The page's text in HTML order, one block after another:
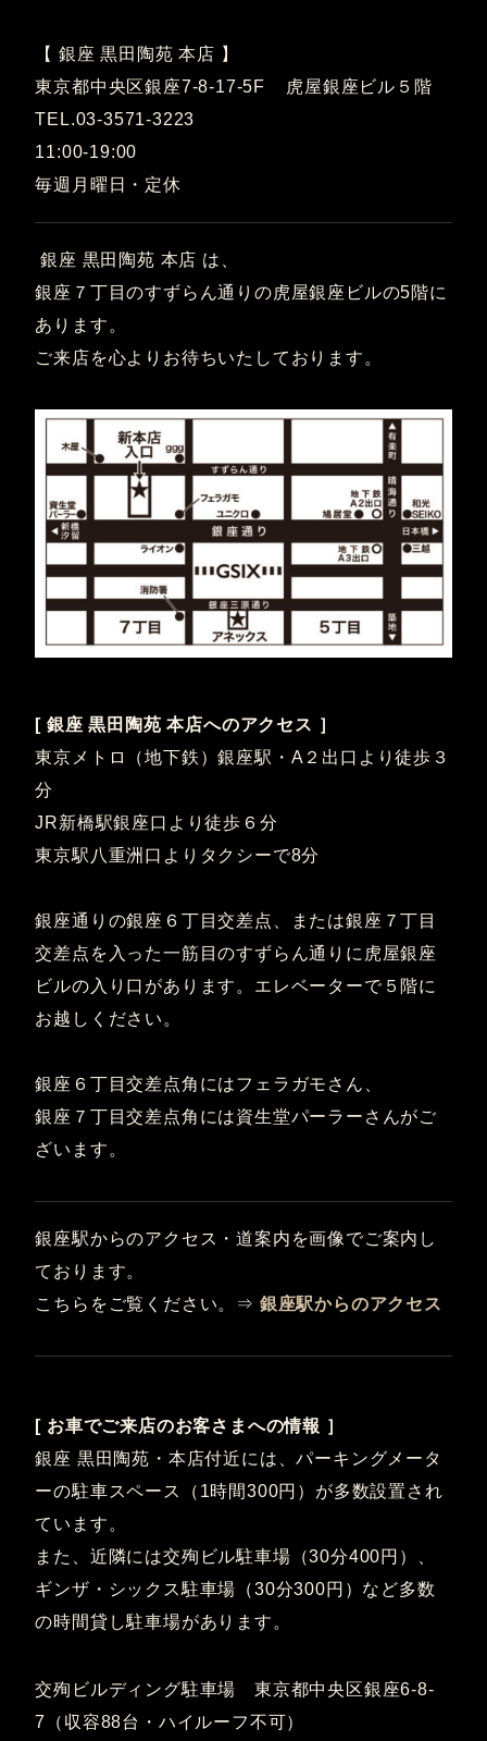
【 銀座 黒田陶苑 本店 】
東京都中央区銀座7-8-17-5F 虎屋銀座ビル５階
TEL.03-3571-3223
11:00-19:00
毎週月曜日・定休
銀座 黒田陶苑 本店 は、
銀座７丁目のすずらん通りの虎屋銀座ビルの5階に
あります。
ご来店を心よりお待ちいたしております。
[ 銀座 黒田陶苑 本店へのアクセス ］
東京メトロ（地下鉄）銀座駅・A２出口より徒歩３
分
JR新橋駅銀座口より徒歩６分
東京駅八重洲口よりタクシーで8分
銀座通りの銀座６丁目交差点、または銀座７丁目
交差点を入った一筋目のすずらん通りに虎屋銀座
ビルの入り口があります。エレベーターで５階に
お越しください。
銀座６丁目交差点角にはフェラガモさん、
銀座７丁目交差点角には資生堂パーラーさんがご
ざいます。
銀座駅からのアクセス・道案内を画像でご案内し
ております。
こちらをご覧ください。⇒ 銀座駅からのアクセス
[ お車でご来店のお客さまへの情報 ］
銀座 黒田陶苑・本店付近には、パーキングメータ
ーの駐車スペース（1時間300円）が多数設置され
ています。
また、近隣には交殉ビル駐車場（30分400円）、
ギンザ・シックス駐車場（30分300円）など多数
の時間貸し駐車場があります。
交殉ビルディング駐車場 東京都中央区銀座6-8-
7（収容88台・ハイルーフ不可）